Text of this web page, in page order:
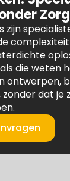
zijn
die weten
ontwerpen,
zonder dat je